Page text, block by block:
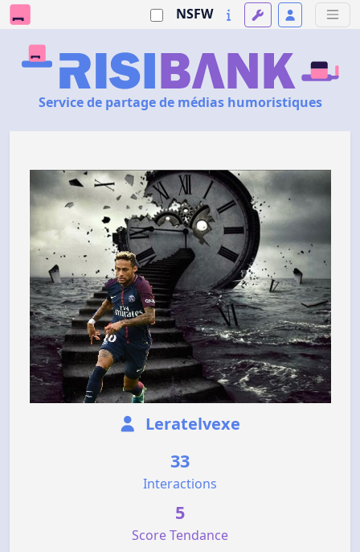
NSFW
Service de partage de médias humoristiques
Leratelvexe
33
Interactions
5
Score Tendance